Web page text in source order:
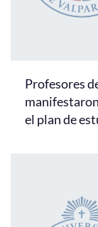
Profesores
el plan de